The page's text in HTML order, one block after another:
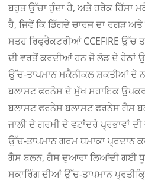
ਬਹੁਤ ਉੱਚਾ ਹੁੰਦਾ ਹੈ, ਅਤੇ ਹਰੇਕ ਹਿੱਸਾ
ਹੈ, ਜਿਵੇਂ ਕਿ ਡਿੱਗਦੇ ਚਾਰਜ ਦਾ ਰਗੜ
ਸਤਹ ਰਿਫ੍ਰੈਕਟਰੀਆਂ CCEFIRE ਉੱਚ
ਦੀ ਵਰਤੋਂ ਕਰਦੀਆਂ ਹਨ ਜੋ ਲੋਡ ਦੇ ਹੇਠਾਂ
ਉੱਚ-ਤਾਪਮਾਨ ਮਕੈਨੀਕਲ ਸ਼ਕਤੀਆਂ ਦੇ
ਬਲਾਸਟ ਫਰਨੇਸ ਦੇ ਮੁੱਖ ਸਹਾਇਕ
ਬਲਾਸਟ ਫਰਨੇਸ ਬਲਾਸਟ ਫਰਨੇਸ ਗੈਸ
ਜਾਲੀ ਦੇ ਗਰਮੀ ਦੇ ਵਟਾਂਦਰੇ ਪ੍ਰਭਾਵਾਂ
ਉੱਚ-ਤਾਪਮਾਨ ਗਰਮ ਧਮਾਕਾ ਪ੍ਰਦਾਨ
ਗੈਸ ਬਲਨ, ਗੈਸ ਦੁਆਰਾ ਲਿਆਂਦੀ ਗਈ
ਸਕਾਰਿੰਗ ਦੀਆਂ ਉੱਚ-ਤਾਪਮਾਨ